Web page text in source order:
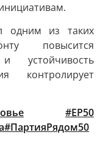
одним из таких
повысится
и устойчивость
контролирует
#ЕР50
#ПартияРядом50